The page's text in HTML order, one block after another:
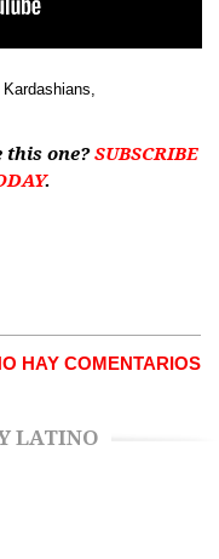
this one?SUBSCRIBE
.
HAY COMENTARIOS
LATINO